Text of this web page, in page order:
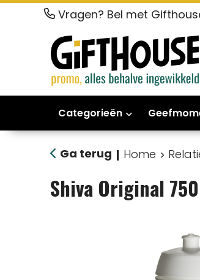
Vragen? Bel met
Categorieën
Ga terug | Home
Shiva Original